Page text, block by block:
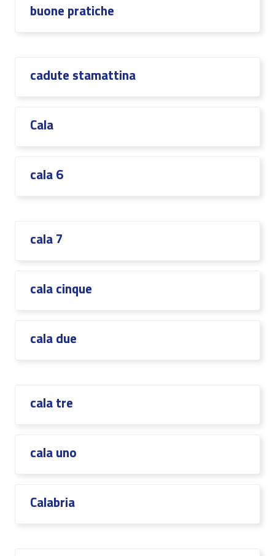
buone pratiche
cadute stamattina
Cala
cala 6
cala 7
cala cinque
cala due
cala tre
cala uno
Calabria